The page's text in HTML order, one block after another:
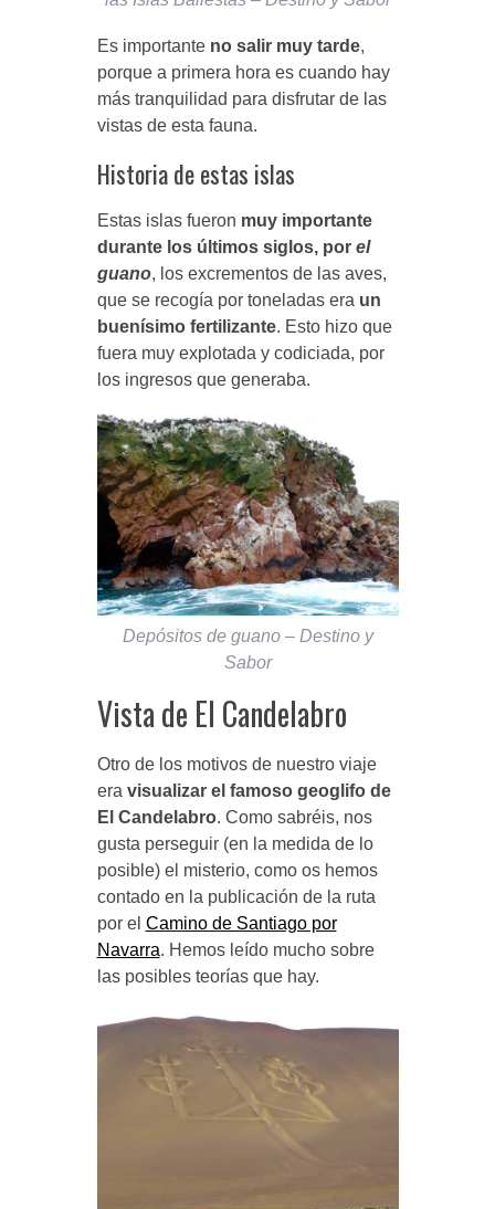
Es importante no salir muy tarde,
porque a primera hora es cuando hay
más tranquilidad para disfrutar de las
vistas de esta fauna.
Historia de estas islas
Estas islas fueron muy importante
durante los últimos siglos, por el
guano, los excrementos de las aves,
que se recogía por toneladas era un
buenísimo fertilizante. Esto hizo que
fuera muy explotada y codiciada, por
los ingresos que generaba.
Depósitos de guano – Destino y
Sabor
Vista de El Candelabro
Otro de los motivos de nuestro viaje
era visualizar el famoso geoglifo de
El Candelabro. Como sabréis, nos
gusta perseguir (en la medida de lo
posible) el misterio, como os hemos
contado en la publicación de la ruta
por el Camino de Santiago por
Navarra. Hemos leído mucho sobre
las posibles teorías que hay.